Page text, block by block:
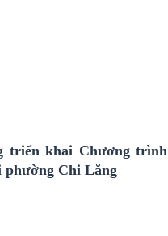
triển khai Chương
phường Chi Lăng